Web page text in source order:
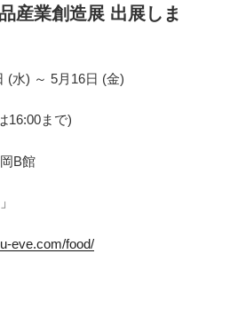
産業創造展 出展しま
水) ～ 5月16日 (金)
16:00まで)
B館
eve.com/food/